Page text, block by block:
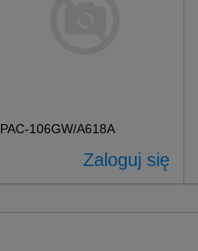
PAC-106GW/A618A
Zaloguj się